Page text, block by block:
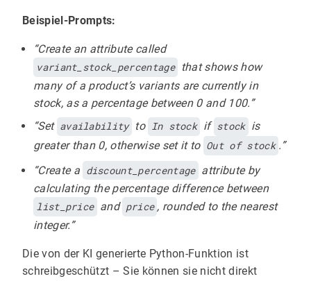
Beispiel-Prompts:
“Create an attribute called
variant_stock_percentage that shows how
many of a product’s variants are currently in
stock, as a percentage between 0 and 100.”
“Set availability to In stock if stock is
greater than 0, otherwise set it to Out of stock .”
“Create a discount_percentage attribute by
calculating the percentage difference between
list_price and price , rounded to the nearest
integer.”
Die von der KI generierte Python-Funktion ist
schreibgeschützt – Sie können sie nicht direkt